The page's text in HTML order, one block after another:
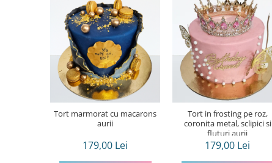
Tort marmorat cu macarons
aurii
179,00 Lei
Tort in frosting pe roz,
coronita metal, sclipici si
fluturi aurii
179,00 Lei